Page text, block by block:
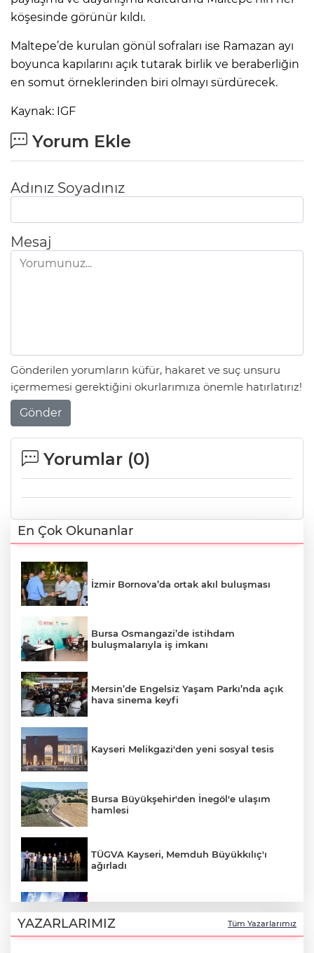
köşesinde görünür kıldı.
Maltepe’de kurulan gönül sofraları ise Ramazan ayı
boyunca kapılarını açık tutarak birlik ve beraberliğin
en somut örneklerinden biri olmayı sürdürecek.
Kaynak: IGF
Yorum Ekle
Adınız Soyadınız
Mesaj
Gönderilen yorumların küfür, hakaret ve suç unsuru
içermemesi gerektiğini okurlarımıza önemle hatırlatırız!
Gönder
Yorumlar (0)
En Çok Okunanlar
İzmir Bornova’da ortak akıl buluşması
Bursa Osmangazi’de istihdam
buluşmalarıyla iş imkanı
Mersin’de Engelsiz Yaşam Parkı’nda açık
hava sinema keyfi
Kayseri Melikgazi'den yeni sosyal tesis
Bursa Büyükşehir'den İnegöl'e ulaşım
hamlesi
TÜGVA Kayseri, Memduh Büyükkılıç'ı
ağırladı
Yurtta bugün hava nasıl olacak?
YAZARLARIMIZ Tüm Yazarlarımız